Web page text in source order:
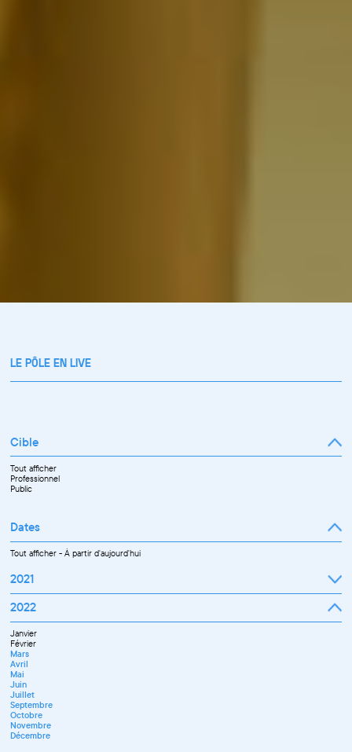
LE PÔLE EN LIVE
Cible
Tout afficher
Professionnel
Public
Dates
Tout afficher-À partir d'aujourd'hui
2021
Septembre
Novembre
Décembre
2022
Janvier
Février
Mars
Avril
Mai
Juin
Juillet
Septembre
Octobre
Novembre
Décembre